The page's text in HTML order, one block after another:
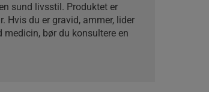
sund livsstil. Produktet er
Hvis du er gravid, ammer, lider
bør du konsultere en